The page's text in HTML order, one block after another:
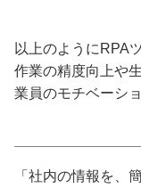
以上のようにRPA
作業の精度向上や
業員のモチベーシ
「社内の情報を、